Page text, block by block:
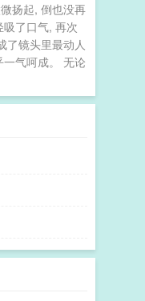
面全是她高中
【阅读提
先婚后爱，
孩子典范
李乐盈上大
，看他床前
斯延从身后
盈被迫成了
间能做的
盈写了一份
叫一个洁身自
里声明，将
音颤颤：
扬起, 倒也没再
吸了口气, 再次
了镜头里最动人
一气呵成。 无论